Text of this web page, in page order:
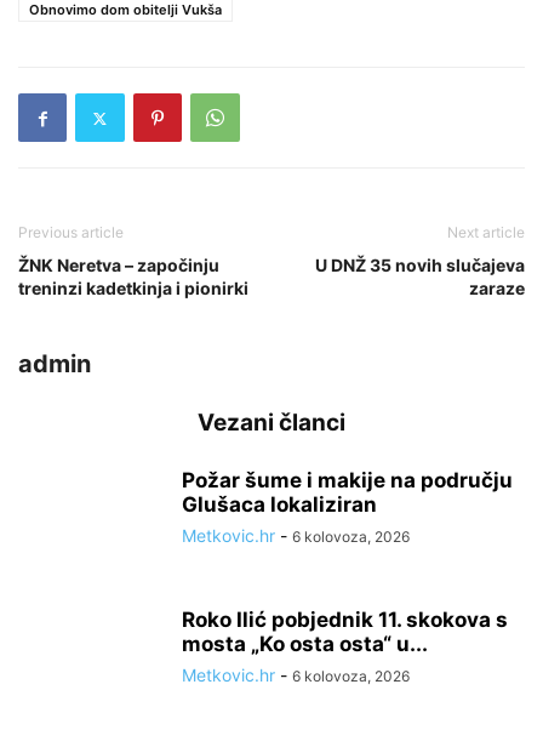
Obnovimo dom obitelji Vukša
Previous article
ŽNK Neretva – započinju
treninzi kadetkinja i pionirki
Next article
U DNŽ 35 novih slučajeva
zaraze
admin
Vezani članci
Požar šume i makije na području
Glušaca lokaliziran
Metkovic.hr - 6 kolovoza, 2026
Roko Ilić pobjednik 11. skokova s
mosta „Ko osta osta“ u...
Metkovic.hr - 6 kolovoza, 2026